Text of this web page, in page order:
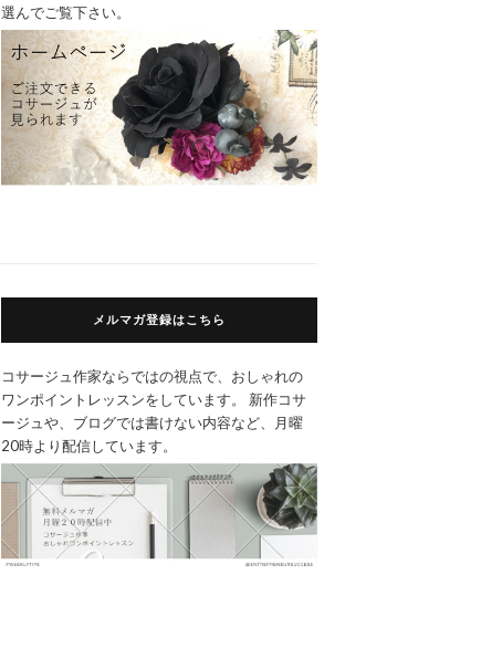
選んでご覧下さい。
メルマガ登録はこちら
コサージュ作家ならではの視点で、おしゃれの
ワンポイントレッスンをしています。 新作コサ
ージュや、ブログでは書けない内容など、月曜
20時より配信しています。